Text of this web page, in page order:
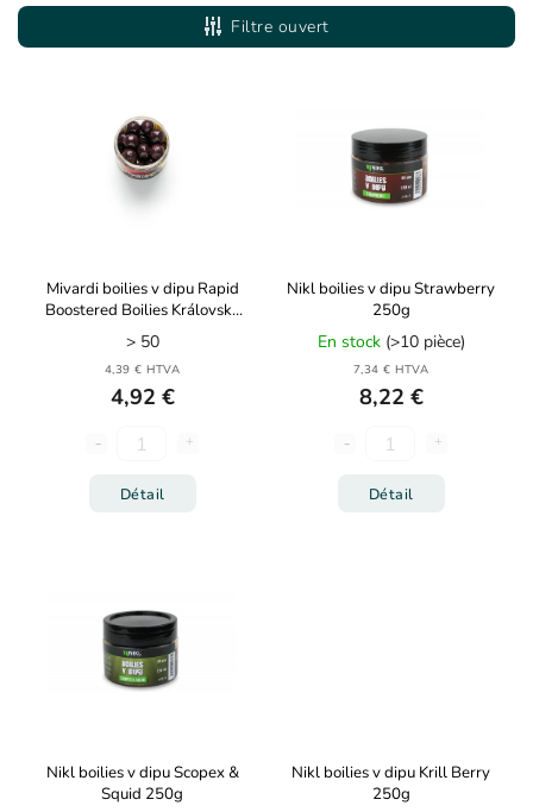
Le moins cher
Le plus cher
Filtre ouvert
Mivardi boilies v dipu Rapid
Boostered Boilies Královská
švestka 250ml
> 50
4,39 € HTVA
4,92 €
Détail
Nikl boilies v dipu Strawberry
250g
En stock (>10 pièce)
7,34 € HTVA
8,22 €
Détail
Nikl boilies v dipu Scopex &
Squid 250g
Nikl boilies v dipu Krill Berry
250g